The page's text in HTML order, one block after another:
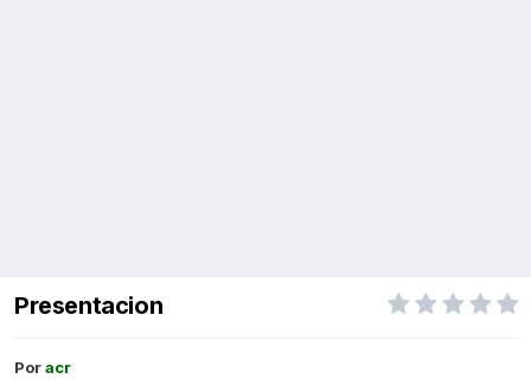
Presentacion
Poracr